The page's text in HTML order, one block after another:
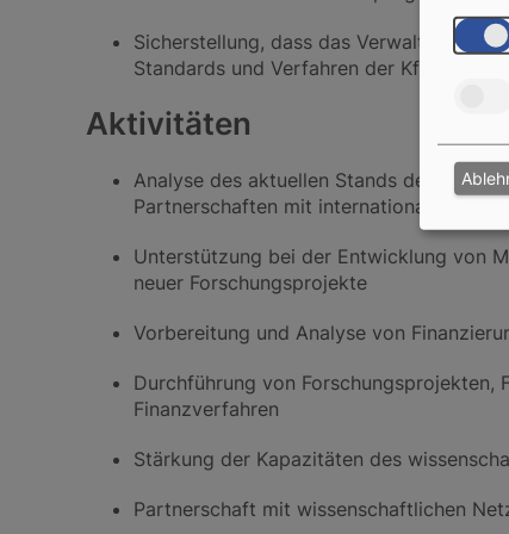
Sicherstellung, dass das Verwaltungs-
Standards und Verfahren der KfW erfolgt
Aktivitäten
Analyse des aktuellen Stands der
Partnerschaften mit internationalen
Unterstützung bei der Entwicklung von
neuer Forschungsprojekte
Vorbereitung und Analyse von
Durchführung von Forschungsprojekten,
Finanzverfahren
Stärkung der Kapazitäten des
Partnerschaft mit wissenschaftlichen